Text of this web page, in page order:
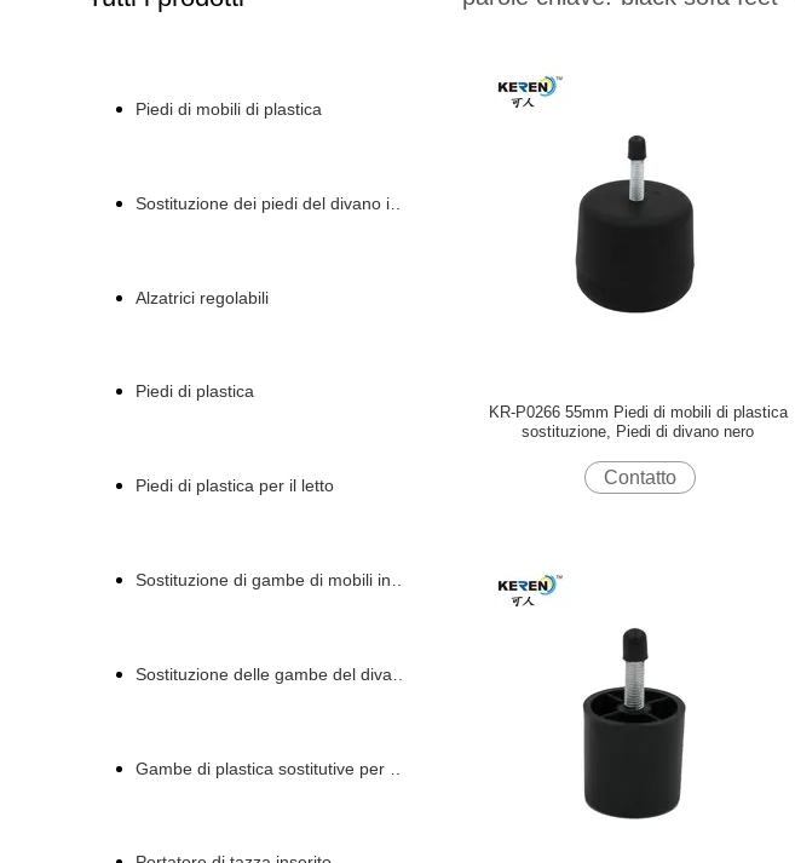
Piedi di mobili di plastica
Sostituzione dei piedi del divano in plastica
Alzatrici regolabili
Piedi di plastica
Piedi di plastica per il letto
Sostituzione di gambe di mobili in plastica
Sostituzione delle gambe del divano in plastica
Gambe di plastica sostitutive per divani
KR-P0266 55mm Piedi di mobili di plastica
sostituzione, Piedi di divano nero
Contatto